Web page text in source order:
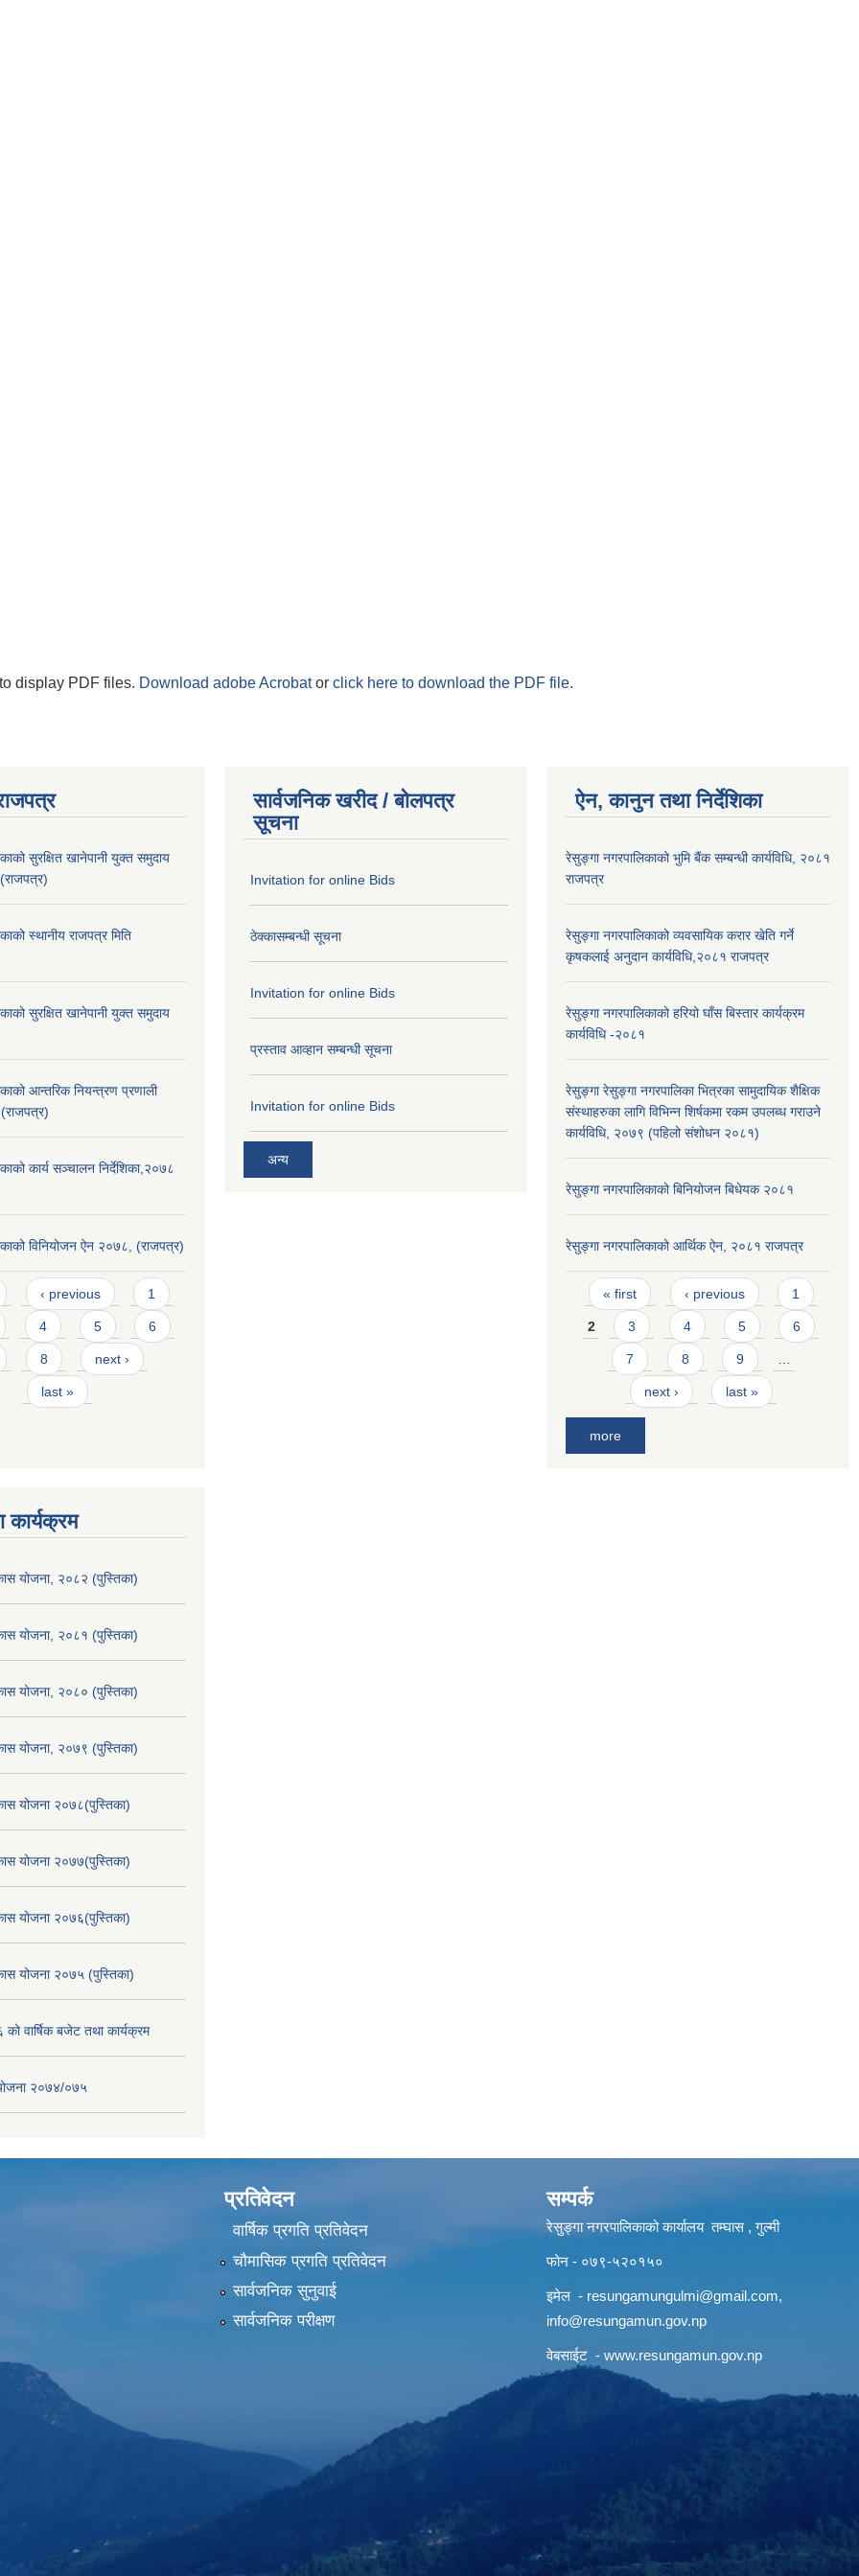
display PDF files. Download adobe Acrobator click here to download the PDF file.
सुरक्षित खानेपानी युक्त समुदाय
स्थानीय राजपत्र मिति
सुरक्षित खानेपानी युक्त समुदाय
आन्तरिक नियन्त्रण प्रणाली
कार्य सञ्चालन निर्देशिका,२०७८
विनियोजन ऐन २०७८, (राजपत्र)
‹ previous 1
4 5 6
8 next ›
last »
योजना, २०८२ (पुस्तिका)
योजना, २०८१ (पुस्तिका)
योजना, २०८० (पुस्तिका)
योजना, २०७९ (पुस्तिका)
योजना २०७८(पुस्तिका)
योजना २०७७(पुस्तिका)
योजना २०७६(पुस्तिका)
योजना २०७५ (पुस्तिका)
वार्षिक बजेट तथा कार्यक्रम
योजना २०७४/०७५
सार्वजनिक खरीद / बोलपत्र
सूचना
Invitation for online Bids
ठेक्कासम्बन्धी सूचना
Invitation for online Bids
प्रस्ताव आव्हान सम्बन्धी सूचना
Invitation for online Bids
अन्य
ऐन, कानुन तथा निर्देशिका
रेसुङ्गा नगरपालिकाको भुमि बैंक सम्बन्धी कार्यविधि, २०८१
राजपत्र
रेसुङ्गा नगरपालिकाको व्यवसायिक करार खेति गर्ने
कृषकलाई अनुदान कार्यविधि,२०८१ राजपत्र
रेसुङ्गा नगरपालिकाको हरियो घाँस बिस्तार कार्यक्रम
कार्यविधि -२०८१
रेसुङ्गा रेसुङ्गा नगरपालिका भित्रका सामुदायिक शैक्षिक
संस्थाहरुका लागि विभिन्न शिर्षकमा रकम उपलब्ध गराउने
कार्यविधि, २०७९ (पहिलो संशोधन २०८१)
रेसुङ्गा नगरपालिकाको बिनियोजन बिधेयक २०८१
रेसुङ्गा नगरपालिकाको आर्थिक ऐन, २०८१ राजपत्र
Pages
« first ‹ previous 1
2 3 4 5 6
7 8 9
next › last »
more
प्रतिवेदन
वार्षिक प्रगति प्रतिवेदन
चौमासिक प्रगति प्रतिवेदन
सार्वजनिक सुनुवाई
सार्वजनिक परीक्षण
सम्पर्क
रेसुङ्गा नगरपालिकाको कार्यालय तम्घास , गुल्मी
फोन - ०७९-५२०१५०
इमेल - resungamungulmi@gmail.com,
info@resungamun.gov.np
वेबसाईट - www.resungamun.gov.np